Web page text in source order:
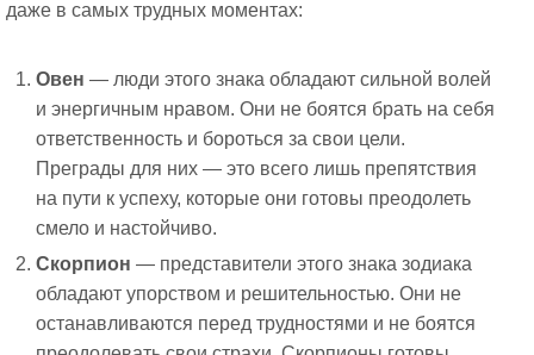
даже в самых трудных моментах:
Овен — люди этого знака обладают сильной волей
и энергичным нравом. Они не боятся брать на себя
ответственность и бороться за свои цели.
Преграды для них — это всего лишь препятствия
на пути к успеху, которые они готовы преодолеть
смело и настойчиво.
Скорпион — представители этого знака зодиака
обладают упорством и решительностью. Они не
останавливаются перед трудностями и не боятся